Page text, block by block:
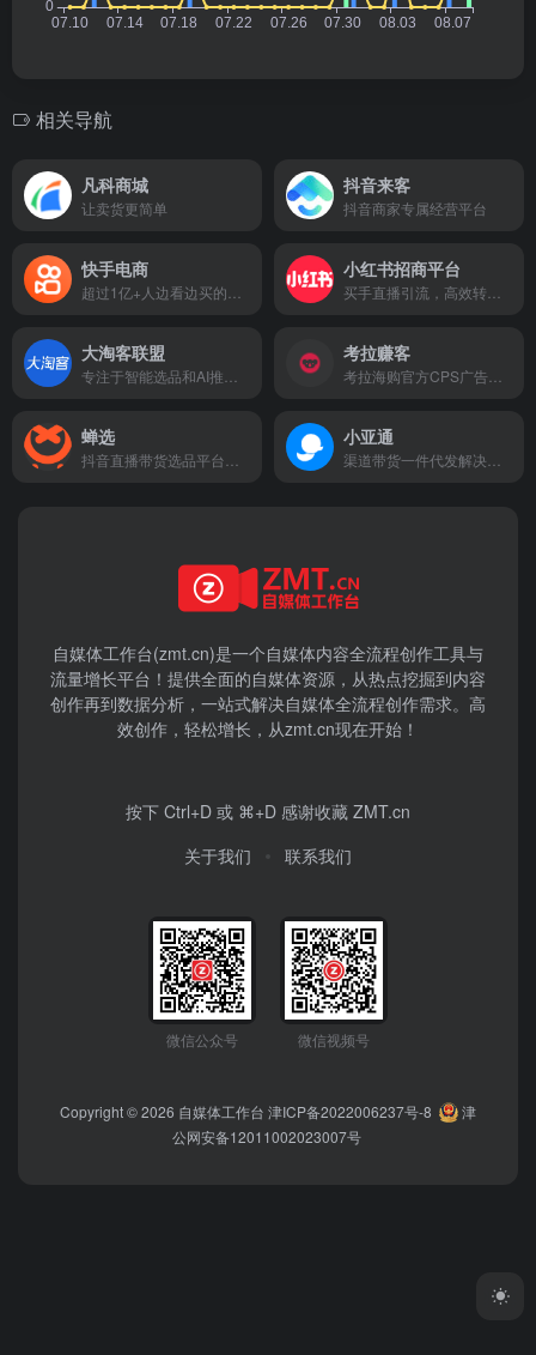
相关导航
凡科商城
让卖货更简单
抖音来客
抖音商家专属经营平台
快手电商 小红书招商平台
大淘客联盟 考拉赚客
蝉选 小亚通
自媒体工作台(zmt.cn)是一个自媒体内容全流程创作工具与
流量增长平台！提供全面的自媒体资源，从热点挖掘到内容
创作再到数据分析，一站式解决自媒体全流程创作需求。高
效创作，轻松增长，从zmt.cn现在开始！
按下 Ctrl+D 或 ⌘+D 感谢收藏 ZMT.cn
关于我们
联系我们
微信公众号 微信视频号
Copyright © 2026 自媒体工作台 津ICP备2022006237号-8
津
公网安备12011002023007号